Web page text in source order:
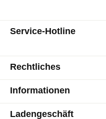
Service-Hotline
Rechtliches
Informationen
Ladengeschäft